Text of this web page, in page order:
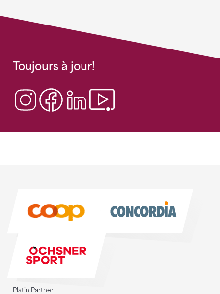
Toujours à jour!
Platin Partner